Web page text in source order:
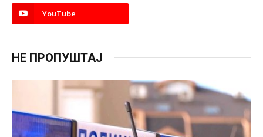
YouTube
НЕ ПРОПУШТАЈ